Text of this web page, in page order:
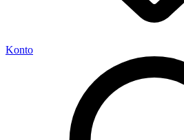
Konto